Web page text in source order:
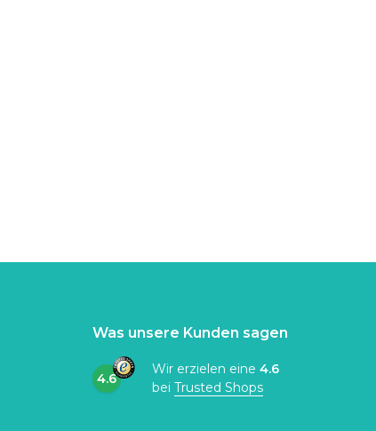
Was unsere Kunden sagen
4.6
Wir erzielen eine 4.6
bei Trusted Shops